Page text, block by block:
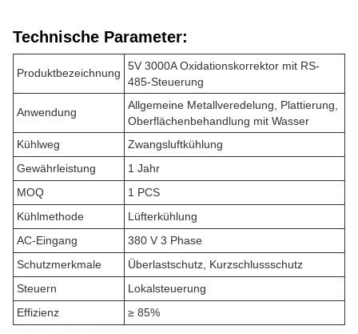
Technische Parameter:
Produktbezeichnung
5V 3000A Oxidationskorrektor mit RS-
485-Steuerung
Anwendung
Allgemeine Metallveredelung, Plattierung,
Oberflächenbehandlung mit Wasser
Kühlweg
Zwangsluftkühlung
Gewährleistung
1 Jahr
MOQ
1 PCS
Kühlmethode
Lüfterkühlung
AC-Eingang
380 V 3 Phase
Schutzmerkmale
Überlastschutz, Kurzschlussschutz
Steuern
Lokalsteuerung
Effizienz
≥ 85%